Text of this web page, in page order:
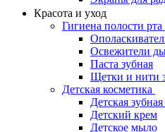
Красота и уход
Гигиена полости рта
Освежители
Паста зубная
Щетки и нити
Детская косметика
Детская зубная
Детский крем
Детское мыло